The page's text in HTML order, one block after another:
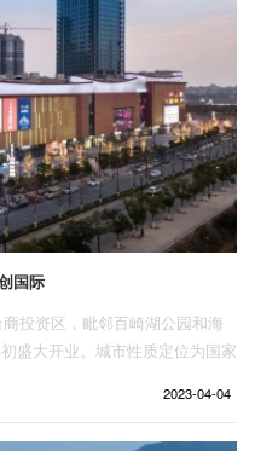
国际
投资区，毗邻百崎湖公园和海
盛大开业。城市性质定位为国家
造业和高端服务业支撑的生态型
区，成为中国最开放、最优惠、
2023-04-04